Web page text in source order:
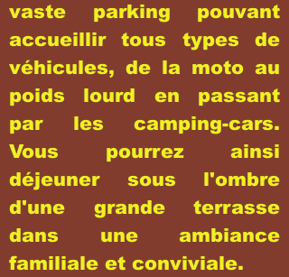
vaste parking pouvant
accueillir tous types de
véhicules, de la moto au
poids lourd en passant
par les camping-cars.
Vous pourrez ainsi
déjeuner sous l'ombre
d'une grande terrasse
dans une ambiance
familiale et conviviale.